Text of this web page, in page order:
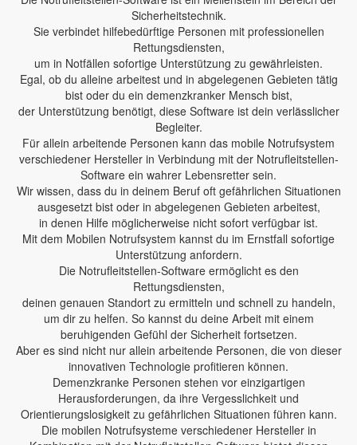
Sicherheitstechnik.
Sie verbindet hilfebedürftige Personen mit professionellen
Rettungsdiensten,
um in Notfällen sofortige Unterstützung zu gewährleisten.
Egal, ob du alleine arbeitest und in abgelegenen Gebieten tätig
bist oder du ein demenzkranker Mensch bist,
der Unterstützung benötigt, diese Software ist dein verlässlicher
Begleiter.
Für allein arbeitende Personen kann das mobile Notrufsystem
verschiedener Hersteller in Verbindung mit der Notrufleitstellen-
Software ein wahrer Lebensretter sein.
Wir wissen, dass du in deinem Beruf oft gefährlichen Situationen
ausgesetzt bist oder in abgelegenen Gebieten arbeitest,
in denen Hilfe möglicherweise nicht sofort verfügbar ist.
Mit dem Mobilen Notrufsystem kannst du im Ernstfall sofortige
Unterstützung anfordern.
Die Notrufleitstellen-Software ermöglicht es den
Rettungsdiensten,
deinen genauen Standort zu ermitteln und schnell zu handeln,
um dir zu helfen. So kannst du deine Arbeit mit einem
beruhigenden Gefühl der Sicherheit fortsetzen.
Aber es sind nicht nur allein arbeitende Personen, die von dieser
innovativen Technologie profitieren können.
Demenzkranke Personen stehen vor einzigartigen
Herausforderungen, da ihre Vergesslichkeit und
Orientierungslosigkeit zu gefährlichen Situationen führen kann.
Die mobilen Notrufsysteme verschiedener Hersteller in